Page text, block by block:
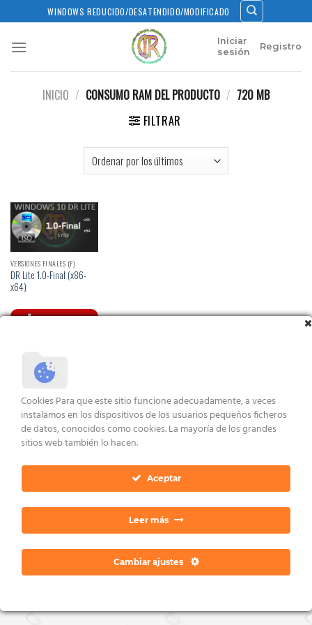
to
content
WINDOWS REDUCIDO/DESATENDIDO/MODIFICADO
Iniciar
sesión
Registro
INICIO / CONSUMO RAM DEL PRODUCTO / 720 MB
FILTRAR
VERSIONES FINALES (F)
DR Lite 1.0-Final (x86-
x64)
VER ENLACES
AVISO LEGAL Y CONDICIONES
Copyright 2026 ©Dan Ratia
Cookies Para que este sitio funcione adecuadamente, a veces
instalamos en los dispositivos de los usuarios pequeños ficheros
de datos, conocidos como cookies. La mayoría de los grandes
sitios web también lo hacen.
Aceptar
Leer más
Cambiar ajustes